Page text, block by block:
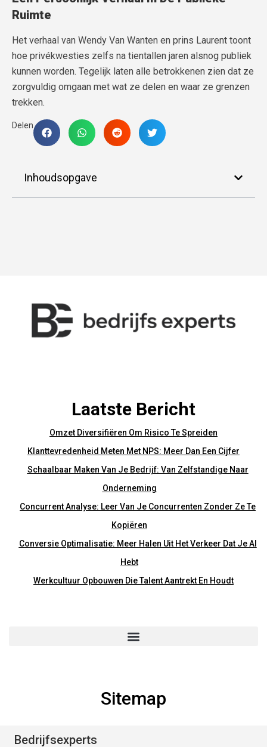
Ruimte
Het verhaal van Wendy Van Wanten en prins Laurent toont
hoe privékwesties zelfs na tientallen jaren alsnog publiek
kunnen worden. Tegelijk laten alle betrokkenen zien dat ze
zorgvuldig omgaan met wat ze delen en waar ze grenzen
trekken.
Delen
Inhoudsopgave
Laatste Bericht
Omzet Diversifiëren Om Risico Te Spreiden
Klanttevredenheid Meten Met NPS: Meer Dan Een Cijfer
Schaalbaar Maken Van Je Bedrijf: Van Zelfstandige Naar
Onderneming
Concurrent Analyse: Leer Van Je Concurrenten Zonder Ze Te
Kopiëren
Conversie Optimalisatie: Meer Halen Uit Het Verkeer Dat Je Al
Hebt
Werkcultuur Opbouwen Die Talent Aantrekt En Houdt
Sitemap
Bedrijfsexperts